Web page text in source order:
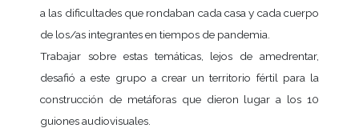
a las dificultades que rondaban cada casa y cada cuerpo
de los/as integrantes en tiempos de pandemia.
Trabajar sobre estas temáticas, lejos de amedrentar,
desafió a este grupo a crear un territorio fértil para la
construcción de metáforas que dieron lugar a los 10
guiones audiovisuales.